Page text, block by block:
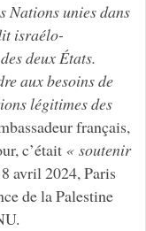
Nations unies dans
israélo-
deux États.
aux besoins de
légitimes des
français,
c’était « soutenir
avril 2024, Paris
de la Palestine